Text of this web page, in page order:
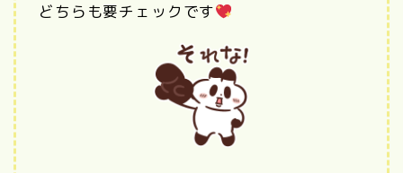
どちらも要チェックです